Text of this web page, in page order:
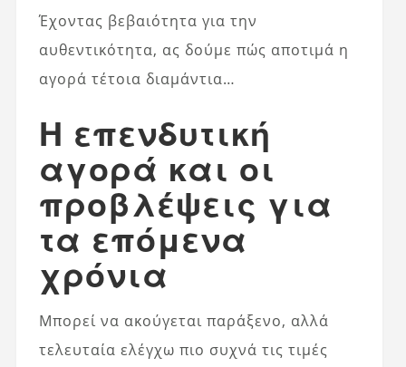
Έχοντας βεβαιότητα για την
αυθεντικότητα, ας δούμε πώς αποτιμά η
αγορά τέτοια διαμάντια…
Η επενδυτική
αγορά και οι
προβλέψεις για
τα επόμενα
χρόνια
Μπορεί να ακούγεται παράξενο, αλλά
τελευταία ελέγχω πιο συχνά τις τιμές